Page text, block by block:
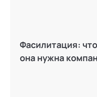
Фасилитация:
она нужна